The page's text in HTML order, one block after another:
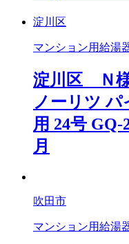
淀川区
マンション用給湯
淀川区 Ｎ
ノーリツ
用 24号
月
吹田市
マンション用給湯